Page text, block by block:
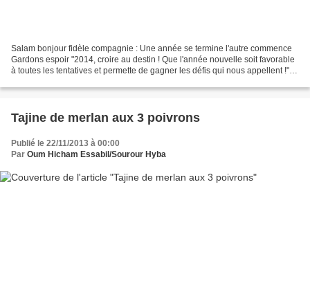
Salam bonjour fidèle compagnie : Une année se termine l'autre commence
Gardons espoir "2014, croire au destin ! Que l'année nouvelle soit favorable
à toutes les tentatives et permette de gagner les défis qui nous appellent !"
Tajine de merlan aux 3 poivrons
Publié le 22/11/2013 à 00:00
Par Oum Hicham Essabil/Sourour Hyba